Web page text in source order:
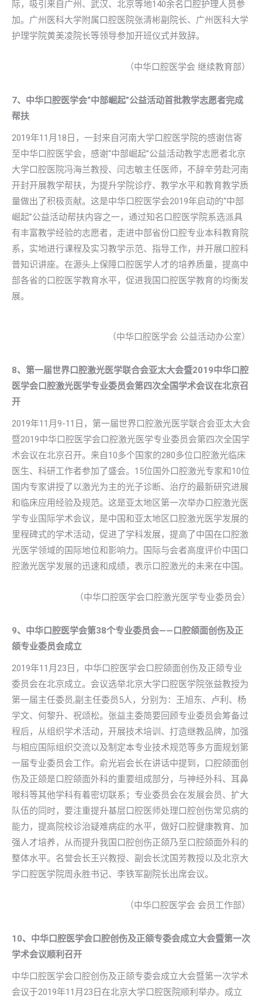
际，吸引来自广州、武汉、北京等地140余名口腔护理人员参
加。广州医科大学附属口腔医院张清彬副院长、广州医科大学
护理学院黄美凌院长等领导参加开班仪式并致辞。
（中华口腔医学会 继续教育部）
7、中华口腔医学会“中部崛起”公益活动首批教学志愿者完成
帮扶
2019年11月18日，一封来自河南大学口腔医学院的感谢信寄
至中华口腔医学会，感谢“中部崛起”公益活动教学志愿者北京
大学口腔医院冯海兰教授、闫志敏主任医师，不辞辛劳赴河南
开封开展教学帮扶，为提升学院诊疗、教学水平和教育教学质
量做出了积极贡献。这是中华口腔医学会2019年启动的“中部
崛起”公益活动帮扶内容之一，通过知名口腔医学院系选派具
有丰富教学经验的志愿者，走进中部省份口腔专业本科教育院
系，实地进行课程及实习教学示范、指导工作，并开展口腔科
普知识讲座。在源头上保障口腔医学人才的培养质量，提高中
部各省的口腔医学教育水平，促进我国口腔医学教育的均衡发
展。
（中华口腔医学会 公益活动办公室）
8、第一届世界口腔激光医学联合会亚太大会暨2019中华口腔
医学会口腔激光医学专业委员会第四次全国学术会议在北京召
开
2019年11月9-11日，第一届世界口腔激光医学联合会亚太大会
暨2019中华口腔医学会口腔激光医学专业委员会第四次全国学
术会议在北京召开。来自10多个国家的280多位口腔激光临床
医生、科研工作者参加了盛会。15位国外口腔激光专家和10位
国内专家讲授了以激光为主的光子诊断、治疗的最新研究进展
和临床应用经验及规范。这是亚太地区第一次举办口腔激光医
学专业国际学术会议，是中国和亚太地区口腔激光医学发展的
里程碑式的学术活动，促进了学科发展，提高了中国在口腔激
光医学领域的国际地位和影响力。国际与会者高度评价中国口
腔激光医学发展的迅速和成绩，表示口腔激光的未来在中国。
（中华口腔医学会口腔激光医学专业委员会）
9、中华口腔医学会第38个专业委员会——口腔颌面创伤及正
颌专业委员会成立
2019年11月23日，中华口腔医学会口腔颌面创伤及正颌专业
委员会在北京成立。会议选举北京大学口腔医学院张益教授为
第一届主任委员,副主任委员5人，分别为：王旭东、卢利、杨
学文、何黎升、祝颂松。张益主委简要回顾专业委员会筹备过
程后，从组织学术活动，开展技术培训、打造继教品牌，加强
与相应国际组织交流以及制定本专业技术规范等多方面规划第
一届专业委员会工作。俞光岩会长在讲话中提到，口腔颌面创
伤及正颌是口腔颌面外科的重要组成部分，与神经外科、耳鼻
喉科等其他学科有着密切联系；专业委员会在发展会员、扩大
队伍的同时，要注重提升基层口腔医师处理口腔创伤常见病的
能力，提高院校诊治疑难病症的水平，做好口腔健康教育、加
强人才培养，从而提升我国口腔创伤正颌乃至口腔颌面外科的
整体水平。名誉会长王兴教授、副会长沈国芳教授以及北京大
学口腔医学院周永胜书记、李铁军副院长出席会议。
（中华口腔医学会 会员工作部）
10、中华口腔医学会口腔创伤及正颌专委会成立大会暨第一次
学术会议顺利召开
中华口腔医学会口腔创伤及正颌专委会成立大会暨第一次学术
会议于2019年11月23日在北京大学口腔医院顺利举办。成立